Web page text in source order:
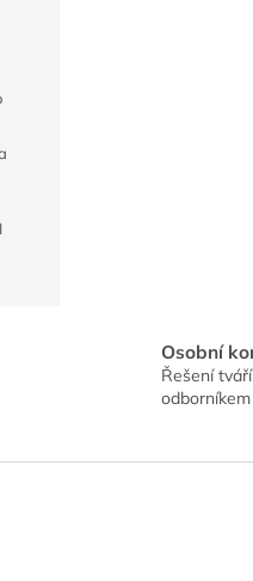
Osobní
Řešení
odborníkem